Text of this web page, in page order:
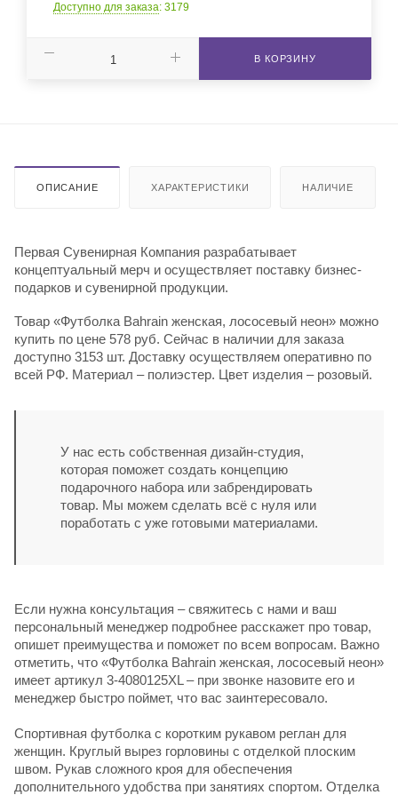
Доступно для заказа: 3179
В КОРЗИНУ
ОПИСАНИЕ ХАРАКТЕРИСТИКИ НАЛИЧИЕ
Первая Сувенирная Компания разрабатывает
концептуальный мерч и осуществляет поставку бизнес-
подарков и сувенирной продукции.
Товар «Футболка Bahrain женская, лососевый неон» можно
купить по цене 578 руб. Сейчас в наличии для заказа
доступно 3153 шт. Доставку осуществляем оперативно по
всей РФ. Материал – полиэстер. Цвет изделия – розовый.
У нас есть собственная дизайн-студия,
которая поможет создать концепцию
подарочного набора или забрендировать
товар. Мы можем сделать всё с нуля или
поработать с уже готовыми материалами.
Если нужна консультация – свяжитесь с нами и ваш
персональный менеджер подробнее расскажет про товар,
опишет преимущества и поможет по всем вопросам. Важно
отметить, что «Футболка Bahrain женская, лососевый неон»
имеет артикул 3-4080125XL – при звонке назовите его и
менеджер быстро поймет, что вас заинтересовало.
Спортивная футболка с коротким рукавом реглан для
женщин. Круглый вырез горловины с отделкой плоским
швом. Рукав сложного кроя для обеспечения
дополнительного удобства при занятиях спортом. Отделка